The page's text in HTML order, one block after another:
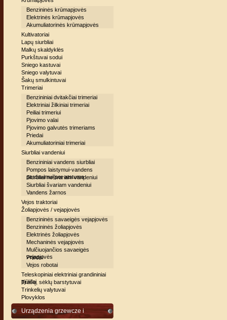
Benzininės krūmapjovės
Elektrinės krūmapjovės
Akumuliatorinės krūmapjovės
Kultivatoriai
Lapų siurbliai
Malkų skaldyklės
Purkštuvai sodui
Sniego kastuvai
Sniego valytuvai
Šakų smulkintuvai
Trimeriai
Benzininiai dvitakčiai trimeriai
Elektriniai žilkiniai trimeriai
Peiliai trimeriui
Pjovimo valai
Pjovimo galvutės trimeriams
Priedai
Akumuliatoriniai trimeriai
Siurbliai vandeniui
Benzininiai vandens siurbliai
Pompos laistymui-vandens
perdavimui per atstumą
Siurbliai nešvariam vandeniui
Siurbliai švariam vandeniui
Vandens žarnos
Vejos traktoriai
Žoliapjovės / vejapjovės
Benzininės savaeigės vejapjovės
Benzininės žoliapjovės
Elektrinės žoliapjovės
Mechaninės vejapjovės
Mulčiuojančios savaeigės
vejapjovės
Priedai
Vejos robotai
Teleskopiniai elektriniai grandininiai
pjūklai
Trašų, sėklų barstytuvai
Trinkelių valytuvai
Plovyklos
Urządzenia grzewcze i